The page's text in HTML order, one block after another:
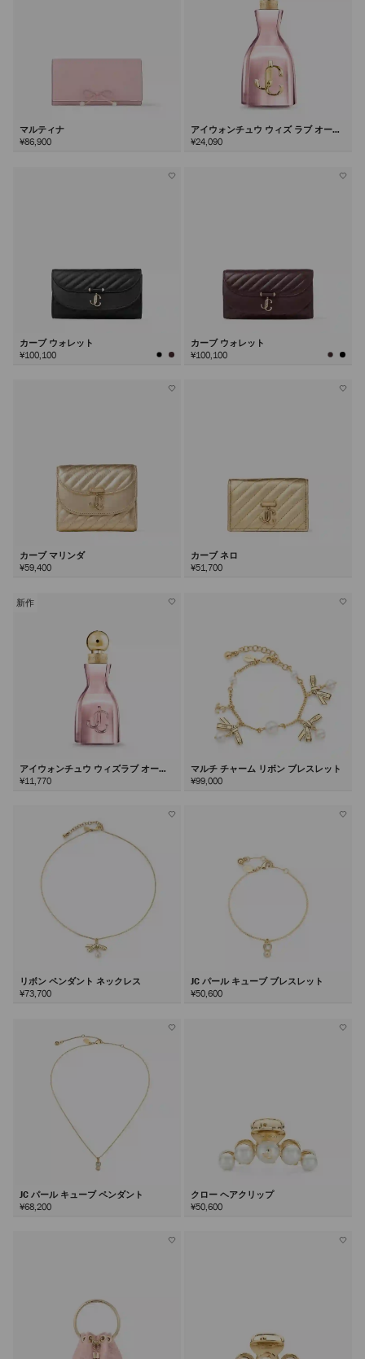
マルティナ
¥86,900
アイウォンチュウ ウィズ ラブ オード
パルファム100ml
¥24,090
カーブ ウォレット
¥100,100
カーブ ウォレット
¥100,100
カーブ マリンダ
¥59,400
カーブ ネロ
¥51,700
新作
アイウォンチュウ ウィズラブ オード
パルファム40ml
¥11,770
マルチ チャーム リボン ブレスレット
¥99,000
リボン ペンダント ネックレス
¥73,700
JC パール キューブ ブレスレット
¥50,600
JC パール キューブ ペンダント
¥68,200
クロー ヘアクリップ
¥50,600